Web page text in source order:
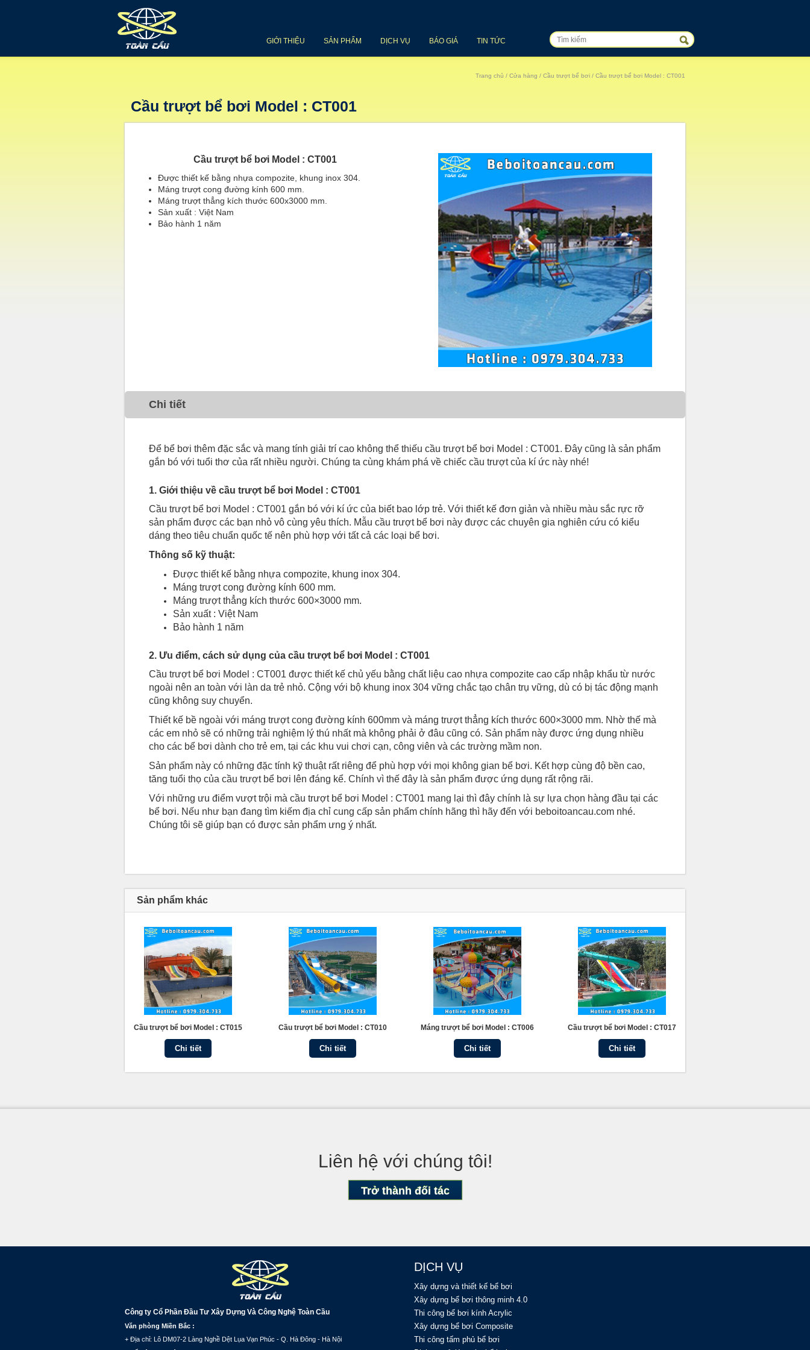
GIỚI THIỆU SẢN PHẨM DỊCH VỤ BÁO GIÁ TIN TỨC
Trang chủ / Cửa hàng / Cầu trượt bể bơi / Cầu trượt bể bơi Model : CT001
Cầu trượt bể bơi Model : CT001
Cầu trượt bể bơi Model : CT001
Được thiết kế bằng nhựa compozite, khung inox 304.
Máng trượt cong đường kính 600 mm.
Máng trượt thẳng kích thước 600x3000 mm.
Sản xuất : Việt Nam
Bảo hành 1 năm
Chi tiết
Để bể bơi thêm đặc sắc và mang tính giải trí cao không thể thiếu cầu trượt bể bơi Model : CT001. Đây cũng là sản phẩm
gắn bó với tuổi thơ của rất nhiều người. Chúng ta cùng khám phá về chiếc cầu trượt của kí ức này nhé!
1. Giới thiệu về cầu trượt bể bơi Model : CT001
Cầu trượt bể bơi Model : CT001 gắn bó với kí ức của biết bao lớp trẻ. Với thiết kế đơn giản và nhiều màu sắc rực rỡ
sản phẩm được các bạn nhỏ vô cùng yêu thích. Mẫu cầu trượt bể bơi này được các chuyên gia nghiên cứu có kiểu
dáng theo tiêu chuẩn quốc tế nên phù hợp với tất cả các loại bể bơi.
Thông số kỹ thuật:
Được thiết kế bằng nhựa compozite, khung inox 304.
Máng trượt cong đường kính 600 mm.
Máng trượt thẳng kích thước 600×3000 mm.
Sản xuất : Việt Nam
Bảo hành 1 năm
2. Ưu điểm, cách sử dụng của cầu trượt bể bơi Model : CT001
Cầu trượt bể bơi Model : CT001 được thiết kế chủ yếu bằng chất liệu cao nhựa compozite cao cấp nhập khẩu từ nước
ngoài nên an toàn với làn da trẻ nhỏ. Cộng với bộ khung inox 304 vững chắc tạo chân trụ vững, dù có bị tác động mạnh
cũng không suy chuyển.
Thiết kế bề ngoài với máng trượt cong đường kính 600mm và máng trượt thẳng kích thước 600×3000 mm. Nhờ thế mà
các em nhỏ sẽ có những trải nghiệm lý thú nhất mà không phải ở đâu cũng có. Sản phẩm này được ứng dụng nhiều
cho các bể bơi dành cho trẻ em, tại các khu vui chơi cạn, công viên và các trường mầm non.
Sản phẩm này có những đặc tính kỹ thuật rất riêng để phù hợp với mọi không gian bể bơi. Kết hợp cùng độ bền cao,
tăng tuổi thọ của cầu trượt bể bơi lên đáng kể. Chính vì thế đây là sản phẩm được ứng dụng rất rộng rãi.
Với những ưu điểm vượt trội mà cầu trượt bể bơi Model : CT001 mang lại thì đây chính là sự lựa chọn hàng đầu tại các
bể bơi. Nếu như bạn đang tìm kiếm địa chỉ cung cấp sản phẩm chính hãng thì hãy đến với beboitoancau.com nhé.
Chúng tôi sẽ giúp bạn có được sản phẩm ưng ý nhất.
Sản phẩm khác
Cầu trượt bể bơi Model : CT015
Chi tiết
Cầu trượt bể bơi Model : CT010
Chi tiết
Máng trượt bể bơi Model : CT006
Chi tiết
Cầu trượt bể bơi Model : CT017
Chi tiết
Liên hệ với chúng tôi!
Trở thành đối tác
Công ty Cổ Phần Đầu Tư Xây Dựng Và Công Nghệ Toàn Cầu
Văn phòng Miền Bắc :
+ Địa chỉ: Lô DM07-2 Làng Nghề Dệt Lụa Vạn Phúc - Q. Hà Đông - Hà Nội
DỊCH VỤ
Xây dựng và thiết kế bể bơi
Xây dựng bể bơi thông minh 4.0
Thi công bể bơi kính Acrylic
Xây dựng bể bơi Composite
Thi công tấm phủ bể bơi